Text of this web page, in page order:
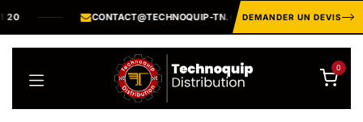
20 CONTACT@TECHNOQUIP-TN.COMDEMANDER UN DEVIS
0